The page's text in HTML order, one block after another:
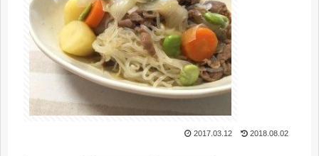
2017.03.12 2018.08.02